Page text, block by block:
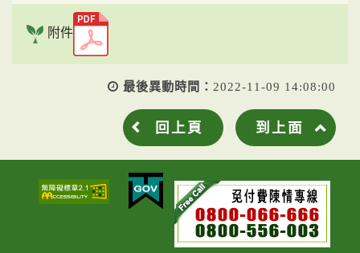
附件
最後異動時間： 2022-11-09 14:08:00
回上頁 到上面